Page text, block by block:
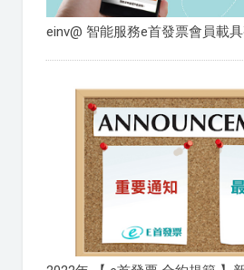
einv@ 智能服務e首發票會員載